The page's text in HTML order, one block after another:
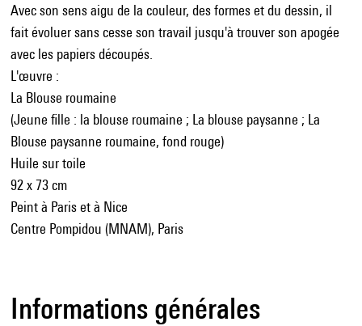
Avec son sens aigu de la couleur, des formes et du dessin, il
fait évoluer sans cesse son travail jusqu'à trouver son apogée
avec les papiers découpés.
L'œuvre :
La Blouse roumaine
(Jeune fille : la blouse roumaine ; La blouse paysanne ; La
Blouse paysanne roumaine, fond rouge)
Huile sur toile
92 x 73 cm
Peint à Paris et à Nice
Centre Pompidou (MNAM), Paris
Informations générales